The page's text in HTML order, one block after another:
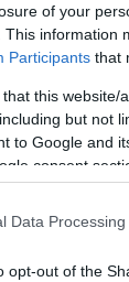
of your
This information
Participants that
that this
but not
to Google and
consent
Data
opt-out of the